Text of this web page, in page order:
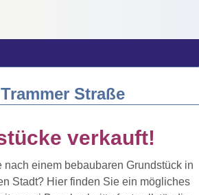
Straße
verkauft!
nach einem bebaubaren Grundstück in
Stadt? Hier finden Sie ein mögliches